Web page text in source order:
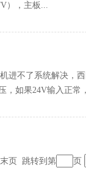
），主板...
进不了系统解决，
，如果24V输入正常
末页跳转到第 页